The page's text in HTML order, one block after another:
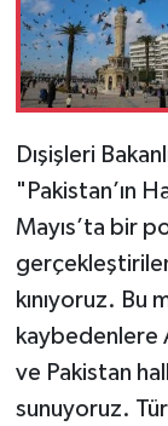
Dışişleri
"Pakistan’ın
Mayıs’ta bir
kınıyoruz. Bu
kaybedenlere
ve Pakistan
sunuyoruz.